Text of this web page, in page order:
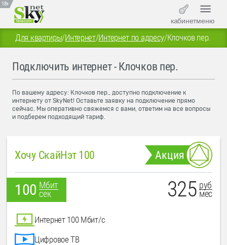
18+
кабинетменю
Для квартиры/Интернет/Интернет по адресу/Клочков пер.
Подключить интернет - Клочков пер.
По вашему адресу: Клочков пер., доступно подключение к
интернету от SkyNet! Оставьте заявку на подключение прямо
сейчас. Мы оперативно свяжемся с вами, ответим на все вопросы
и подберем подходящий тариф.
Хочу СкайНэт 100 Акция
100 Мбит
сек
325 руб
мес
Интернет 100 Мбит/с
Цифровое ТВ